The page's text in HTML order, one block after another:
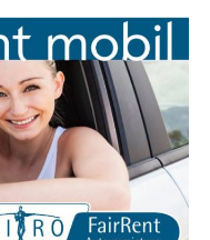
durch­ge­führt
T.I. Ser­vice für Ihre